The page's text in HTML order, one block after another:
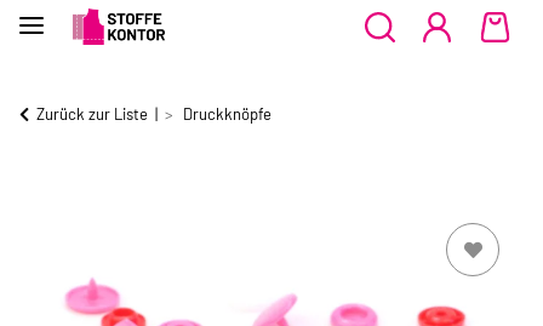
Zurück zur Liste Druckknöpfe